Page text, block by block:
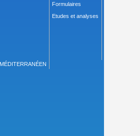
Formulaires
Etudes et analyses